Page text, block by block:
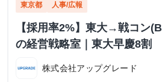
東京都 人事/広報
【採用率2%】東大→戦コン
の経営戦略室｜東大早慶8割
株式会社アップグレード